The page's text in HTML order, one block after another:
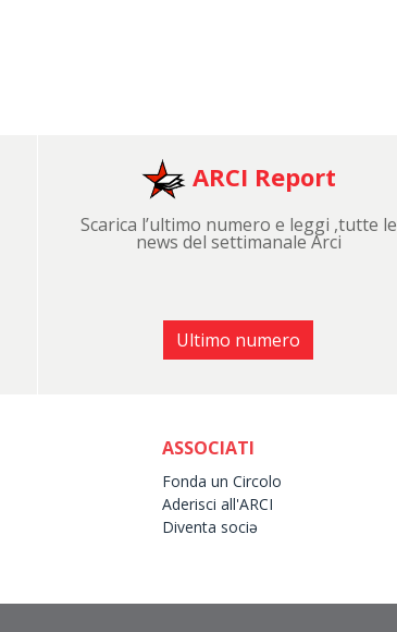
ARCI Report
Scarica l’ultimo numero e leggi ,tutte le
news del settimanale Arci
Ultimo numero
ASSOCIATI
Fonda un Circolo
Aderisci all'ARCI
Diventa sociə